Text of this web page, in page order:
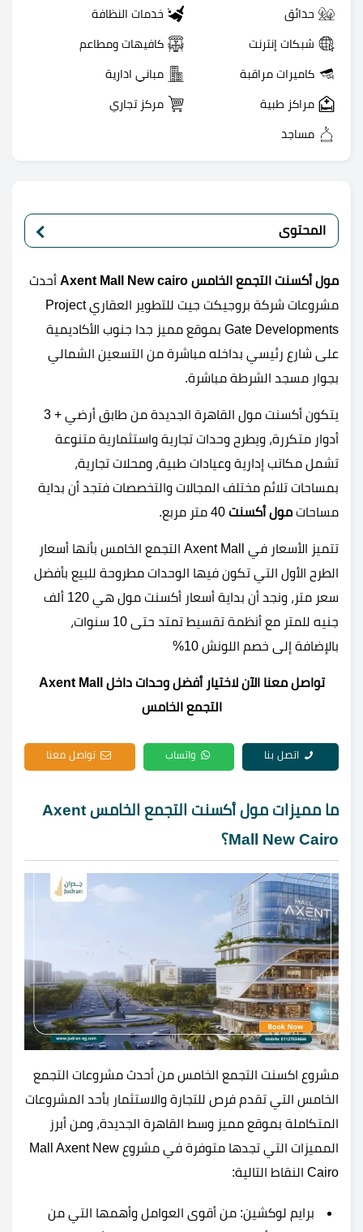
حدائق خدمات النظافة
شبكات إنترنت كافيهات ومطاعم
كاميرات مراقبة مباني ادارية
مراكز طبية مركز تجاري
مساجد
المحتوى
مول أكسنت التجمع الخامس Axent Mall New cairo
أحدث
مشروعات شركة بروجيكت جيت للتطوير العقاري Project
Gate Developments بموقع مميز جدا جنوب الأكاديمية
على شارع رئيسي بداخله مباشرة من التسعين الشمالي
بجوار مسجد الشرطة مباشرة.
يتكون أكسنت مول القاهرة الجديدة من طابق أرضي + 3
أدوار متكررة، ويطرح وحدات تجارية واستثمارية متنوعة
تشمل مكاتب إدارية وعيادات طبية، ومحلات تجارية،
بمساحات تلائم مختلف المجالات والتخصصات فتجد أن بداية
مساحات مول أكسنت
تتميز الأسعار في Axent Mall التجمع الخامس بأنها أسعار
الطرح الأول التي تكون فيها الوحدات مطروحة للبيع بأفضل
سعر متر، ونجد أن بداية أسعار أكسنت مول هي 120 ألف
جنيه للمتر مع أنظمة تقسيط تمتد حتى 10 سنوات،
بالإضافة إلى خصم اللونش 10%
تواصل معنا الآن لاختيار أفضل وحدات داخل Axent Mall
التجمع الخامس
اتصل بنا واتساب تواصل معنا
ما مميزات مول أكسنت التجمع الخامس Axent
Mall New Cairo؟
مشروع اكسنت التجمع الخامس من أحدث مشروعات التجمع
الخامس التي تقدم فرص للتجارة والاستثمار بأحد المشروعات
المتكاملة بموقع مميز وسط القاهرة الجديدة، ومن أبرز
المميزات التي تجدها متوفرة في مشروع Mall Axent New
Cairo النقاط التالية:
برايم لوكشين: من أقوى العوامل وأهمها التي من